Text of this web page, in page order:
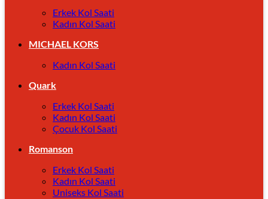
Erkek Kol Saati
Kadın Kol Saati
MICHAEL KORS
Kadın Kol Saati
Quark
Erkek Kol Saati
Kadın Kol Saati
Çocuk Kol Saati
Romanson
Erkek Kol Saati
Kadın Kol Saati
Uniseks Kol Saati